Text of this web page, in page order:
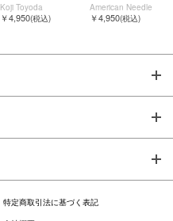
Koji Toyoda
￥4,950(税込)
American Needle
￥4,950(税込)
特定商取引法に基づく表記